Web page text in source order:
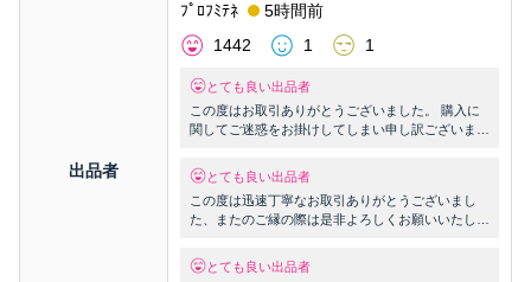
出品者
ﾌﾟﾛﾌﾐﾃﾈ
5時間前
1442
1 1
とても良い出品者
この度はお取引ありがとうございました。 購入に
関してご迷惑をお掛けしてしまい申し訳ございませ
いたします。
とても良い出品者
この度は迅速丁寧なお取引ありがとうございまし
た、またのご縁の際は是非よろしくお願いいたしま
とても良い出品者